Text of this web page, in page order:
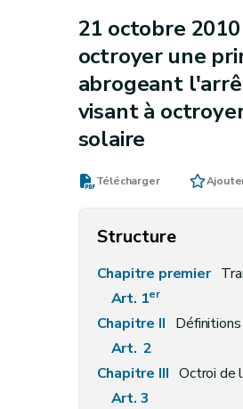
21 octobre
octroyer une
abrogeant
visant à
solaire
Télécharger
Structure
Chapitre premier
Art. 1er
Chapitre II Définitions
Art. 2
Chapitre III Octroi de
Art. 3